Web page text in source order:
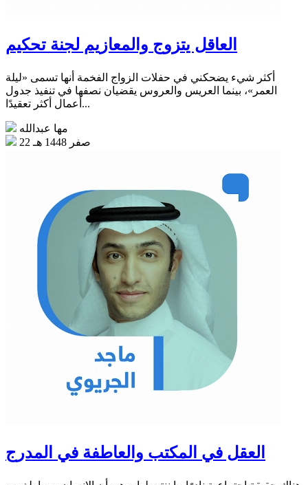
العاقل يتزوج والمعازيم لجنة تحكيم
أكثر شيء يضحكني في حفلات الزواج الفخمة أنها تسمى «ليلة
العمر»، بينما العريس والعروس يقضيان نصفها في تنفيذ جدول
أعمال أكثر تعقيدًا...
مها عبدالله
22 صفر 1448 هـ
العقل في المكتب والعاطفة في المدرج